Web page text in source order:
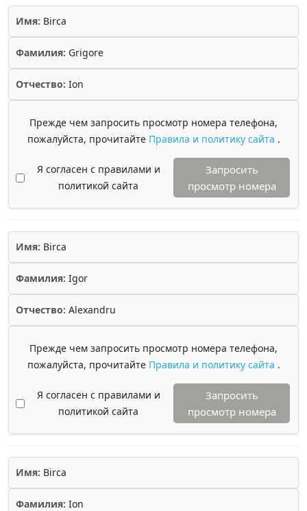
Имя: Birca
Фамилия: Grigore
Отчество: Ion
Прежде чем запросить просмотр номера телефона,
пожалуйста, прочитайте Правила и политику сайта .
Я согласен с правилами и
политикой сайта
Запросить
просмотр номера
Имя: Birca
Фамилия: Igor
Отчество: Alexandru
Прежде чем запросить просмотр номера телефона,
пожалуйста, прочитайте Правила и политику сайта .
Я согласен с правилами и
политикой сайта
Запросить
просмотр номера
Имя: Birca
Фамилия: Ion